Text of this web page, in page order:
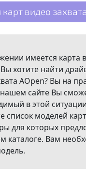
видео
имеется карта
хотите найти
AOpen? Вы на
сайте Вы
в этой
список моделей
для которых
каталоге. Вам